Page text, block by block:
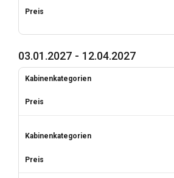
03.01.2027 - 12.04.2027